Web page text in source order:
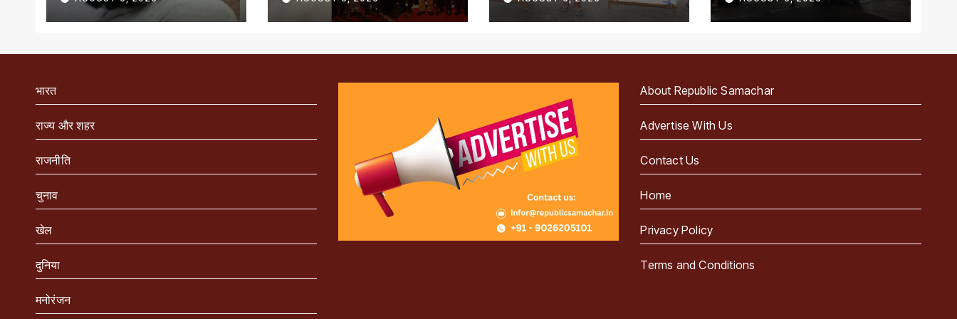
भारत
राज्य और शहर
राजनीति
चुनाव
खेल
दुनिया
मनोरंजन
About Republic Samachar
Advertise With Us
Contact Us
Home
Privacy Policy
Terms and Conditions